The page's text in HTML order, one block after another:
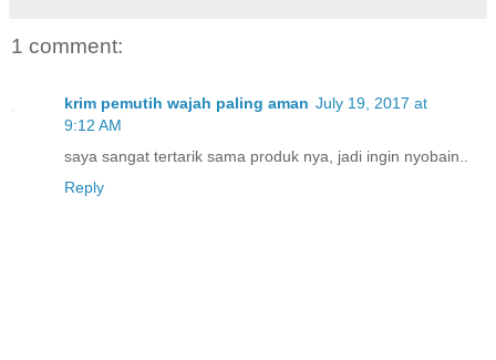
1 comment:
krim pemutih wajah paling aman July 19, 2017 at
9:12 AM
saya sangat tertarik sama produk nya, jadi ingin nyobain..
Reply